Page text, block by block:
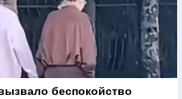
беспокойство